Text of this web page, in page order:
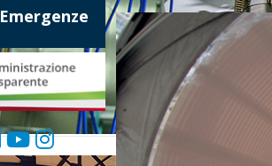
Emergenze